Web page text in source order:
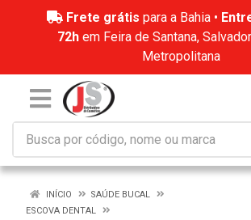
Frete grátis para a Bahia •
72hem Feira de Santana,
Metropolitana
INÍCIO
SAÚDE BUCAL
ESCOVA DENTAL